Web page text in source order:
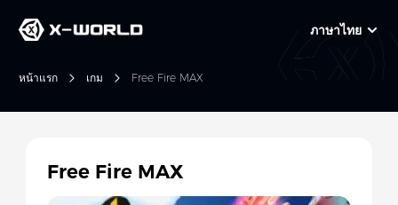
ภาษาไทย
หน้าแรก เกม Free Fire MAX
Free Fire MAX